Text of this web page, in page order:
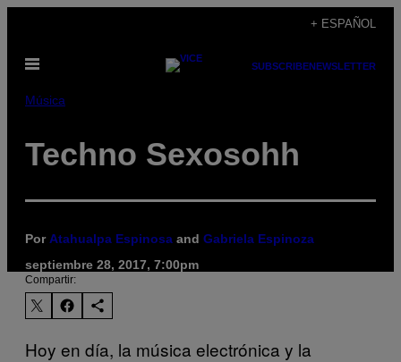
contenido
+ ESPAÑOL
Abrir
SUBSCRIBENEWSLETTER
Música
Techno Sexosohh
Por Atahualpa Espinosa and Gabriela Espinoza
septiembre 28, 2017, 7:00pm
Compartir:
Hoy en día, la música electrónica y la